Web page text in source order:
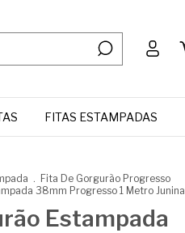
FITAS ESTAMPADAS
. Fita De Gorgurão Progresso
38mm Progresso 1 Metro Junina
Estampada